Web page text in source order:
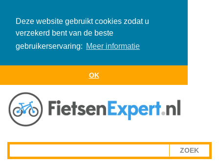
Deze website gebruikt cookies zodat u
verzekerd bent van de beste
gebruikerservaring: Meer informatie
OK